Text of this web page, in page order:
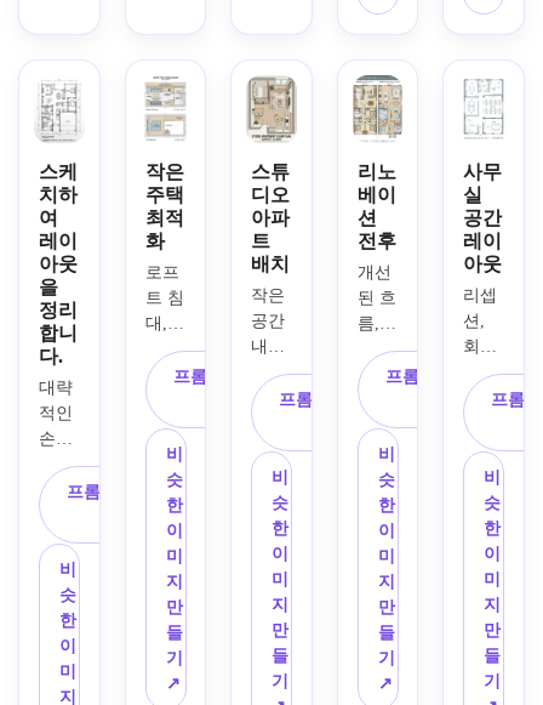
2D
건축
평면
도를
만듭
니다.
깊은
파란
색 배
경에
선명
한 흰
색 제
도선
을 사
용하
여
문,
창문,
벽 두
께,
가구
기호,
균형
잡힌
구성
및 정
를 생
성하
세요.
얇은
건축
라인,
높은
대비,
최소
한의
음영,
우아
실 라
벨,
미묘
한 가
구 배
깔끔
한 간
Pinterest
친화
적인
현대
적인
면도
를 디
자인
하세
요.
따뜻
한 중
립적
인
톤,
현대
적인
가구
아이
콘,
부드
러운
그림
자,
선명
한 방
라벨,
읽기
쉬운
비율,
매력
적인
집에
대한
상향
식 스
칸디
나비
아 스
타일
의 평
면도
를 제
작하
세요.
이 잘
되는
구성,
가벼
운 나
무 악
센트,
부드
러운
중립
팔레
한 라
실,
작은
식사
공간.
효율
적인
순환,
라벨
이 붙
은
방,
균형
잡힌
상향
성,
미묘
한 가
구 기
현대
적인
계획
논리,
세련
된 데
모 준
비 마
스케
치하
여
레이
아웃
을
정리
합니
다.
대략
적인
손으
로 그
린 스
케치
가 깔
끔한
최종
레이
아웃
으로
변환
프롬프트 복
비
슷
한
이
미
지
작은
주택
최적
화
로프
트 침
대,
간이
주방,
욕실,
수납
벽,
다목
적 좌
석 공
간이
있는
500
제곱
피트
미만
프롬프트 복
비
슷
한
이
미
지
만
들
기
↗
스튜
디오
아파
트
배치
작은
공간
내에
서 수
면,
거실,
식사
및 작
업 구
역을
명확
하게
구분
하는
스튜
디오
프롬프트 복
비
슷
한
이
미
지
만
들
기
리노
베이
션
전후
개선
된 흐
름,
더 큰
주방,
추가
수납
공간,
공유
공간
간의
더 나
은 연
결을
갖춘
오래
된 침
프롬프트 복
비
슷
한
이
미
지
만
들
기
↗
사무
실
공간
레이
아웃
리셉
션,
회의
오픈
데스
크,
식료
품 저
장실,
매니
저 캐
빈 및
순환
경로
가 있
프롬
비
슷
한
이
미
지
만
들
기